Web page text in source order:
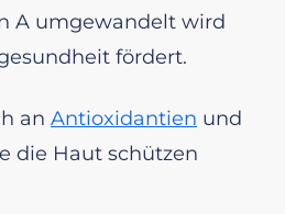
A umgewandelt wird
fördert.
an Antioxidantien und
die Haut schützen